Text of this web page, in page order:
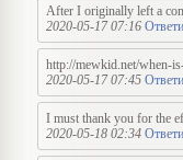
After I originally left a
2020-05-17 07:16
http://mewkid.net/when-
2020-05-17 07:45
I must thank you for the
2020-05-18 02:34